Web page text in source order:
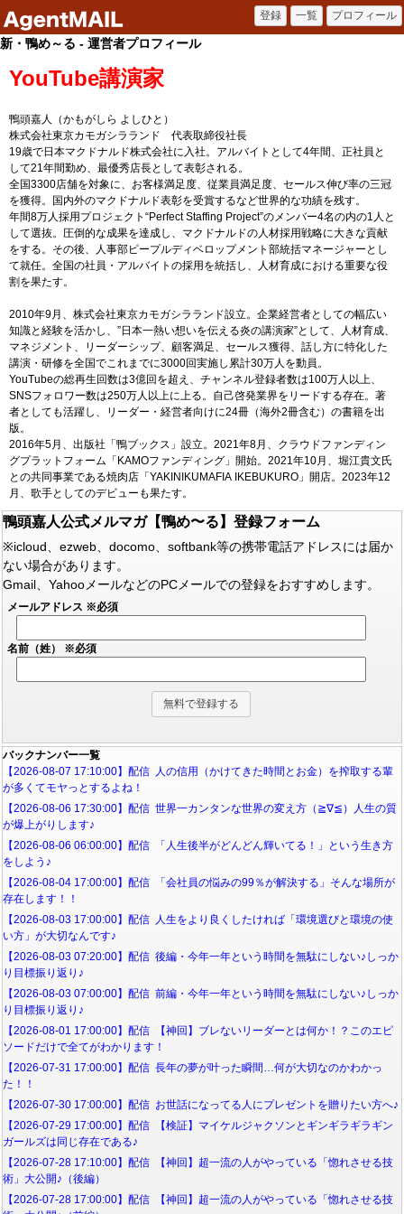
新・鴨め～る - 運営者プロフィール
YouTube講演家
鴨頭嘉人（かもがしら よしひと）
株式会社東京カモガシラランド 代表取締役社長
19歳で日本マクドナルド株式会社に入社。アルバイトとして4年間、正社員と
して21年間勤め、最優秀店長として表彰される。
全国3300店舗を対象に、お客様満足度、従業員満足度、セールス伸び率の三冠
を獲得。国内外のマクドナルド表彰を受賞するなど世界的な功績を残す。
年間8万人採用プロジェクト“Perfect Staffing Project”のメンバー4名の内の1人と
して選抜。圧倒的な成果を達成し、マクドナルドの人材採用戦略に大きな貢献
をする。その後、人事部ピープルディベロップメント部統括マネージャーとし
て就任。全国の社員・アルバイトの採用を統括し、人材育成における重要な役
割を果たす。
2010年9月、株式会社東京カモガシラランド設立。企業経営者としての幅広い
知識と経験を活かし、”日本一熱い想いを伝える炎の講演家”として、人材育成、
マネジメント、リーダーシップ、顧客満足、セールス獲得、話し方に特化した
講演・研修を全国でこれまでに3000回実施し累計30万人を動員。
YouTubeの総再生回数は3億回を超え、チャンネル登録者数は100万人以上、
SNSフォロワー数は250万人以上に上る。自己啓発業界をリードする存在。著
者としても活躍し、リーダー・経営者向けに24冊（海外2冊含む）の書籍を出
版。
2016年5月、出版社「鴨ブックス」設立。2021年8月、クラウドファンディン
グプラットフォーム「KAMOファンディング」開始。2021年10月、堀江貴文氏
との共同事業である焼肉店「YAKINIKUMAFIA IKEBUKURO」開店。2023年12
月、歌手としてのデビューも果たす。
鴨頭嘉人公式メルマガ【鴨め〜る】登録フォーム
※icloud、ezweb、docomo、softbank等の携帯電話アドレスには届か
ない場合があります。
Gmail、YahooメールなどのPCメールでの登録をおすすめします。
メールアドレス ※必須
名前（姓） ※必須
バックナンバー一覧
【2026-08-07 17:10:00】配信 人の信用（かけてきた時間とお金）を搾取する輩
が多くてモヤっとするよね！
【2026-08-06 17:30:00】配信 世界一カンタンな世界の変え方（≧∇≦）人生の質
が爆上がりします♪
【2026-08-06 06:00:00】配信 「人生後半がどんどん輝いてる！」という生き方
をしよう♪
【2026-08-04 17:00:00】配信 「会社員の悩みの99％が解決する」そんな場所が
存在します！！
【2026-08-03 17:00:00】配信 人生をより良くしたければ「環境選びと環境の使
い方」が大切なんです♪
【2026-08-03 07:20:00】配信 後編・今年一年という時間を無駄にしない♪しっか
り目標振り返り♪
【2026-08-03 07:00:00】配信 前編・今年一年という時間を無駄にしない♪しっか
り目標振り返り♪
【2026-08-01 17:00:00】配信 【神回】ブレないリーダーとは何か！？このエピ
ソードだけで全てがわかります！
【2026-07-31 17:00:00】配信 長年の夢が叶った瞬間…何が大切なのかわかっ
た！！
【2026-07-30 17:00:00】配信 お世話になってる人にプレゼントを贈りたい方へ♪
【2026-07-29 17:00:00】配信 【検証】マイケルジャクソンとギンギラギラギン
ガールズは同じ存在である♪
【2026-07-28 17:10:00】配信 【神回】超一流の人がやっている「惚れさせる技
術」大公開♪（後編）
【2026-07-28 17:00:00】配信 【神回】超一流の人がやっている「惚れさせる技